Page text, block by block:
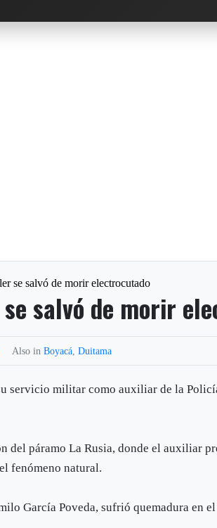
se salvó de morir electrocutado
salvó de morir
Also inBoyacá ,Duitama
servicio militar como auxiliar de la
del páramo La Rusia, donde el auxiliar
fenómeno natural.
García Poveda, sufrió quemadura en